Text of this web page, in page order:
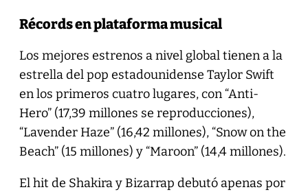
Récords en plataforma musical
Los mejores estrenos a nivel global tienen a la
estrella del pop estadounidense Taylor Swift
en los primeros cuatro lugares, con “Anti-
Hero” (17,39 millones se reproducciones),
“Lavender Haze” (16,42 millones), “Snow on the
Beach” (15 millones) y “Maroon” (14,4 millones).
El hit de Shakira y Bizarrap debutó apenas por